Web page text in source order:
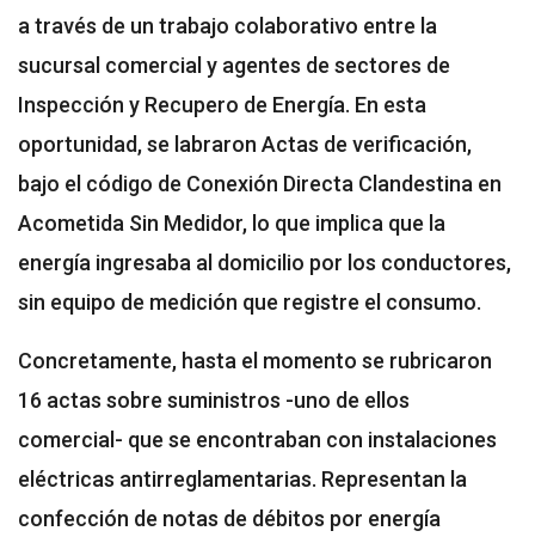
a través de un trabajo colaborativo entre la
sucursal comercial y agentes de sectores de
Inspección y Recupero de Energía. En esta
oportunidad, se labraron Actas de verificación,
bajo el código de Conexión Directa Clandestina en
Acometida Sin Medidor, lo que implica que la
energía ingresaba al domicilio por los conductores,
sin equipo de medición que registre el consumo.
Concretamente, hasta el momento se rubricaron
16 actas sobre suministros -uno de ellos
comercial- que se encontraban con instalaciones
eléctricas antirreglamentarias. Representan la
confección de notas de débitos por energía